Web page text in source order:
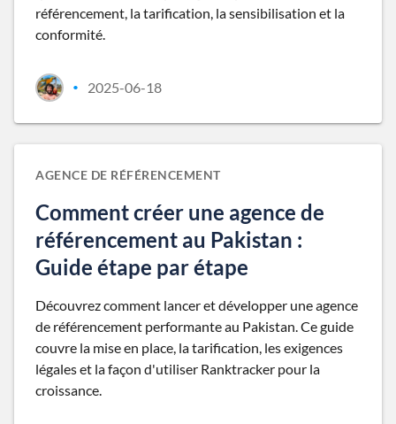
référencement, la tarification, la sensibilisation et la
conformité.
• 2025-06-18
AGENCE DE RÉFÉRENCEMENT
Comment créer une agence de
référencement au Pakistan :
Guide étape par étape
Découvrez comment lancer et développer une agence
de référencement performante au Pakistan. Ce guide
couvre la mise en place, la tarification, les exigences
légales et la façon d'utiliser Ranktracker pour la
croissance.